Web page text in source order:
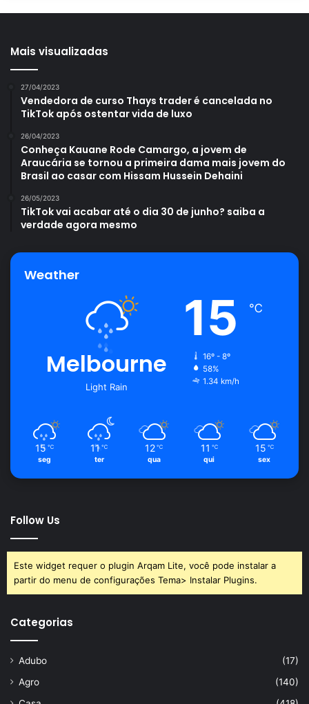
Mais visualizadas
27/04/2023
Vendedora de curso Thays trader é cancelada no
TikTok após ostentar vida de luxo
26/04/2023
Conheça Kauane Rode Camargo, a jovem de
Araucária se tornou a primeira dama mais jovem do
Brasil ao casar com Hissam Hussein Dehaini
26/05/2023
TikTok vai acabar até o dia 30 de junho? saiba a
verdade agora mesmo
Weather
Melbourne
Light Rain
15 ℃
16º - 8º
58%
1.34 km/h
15 ℃
seg
11 ℃
ter
12 ℃
qua
11 ℃
qui
15 ℃
sex
Follow Us
Este widget requer o plugin Arqam Lite, você pode instalar a
partir do menu de configurações Tema> Instalar Plugins.
Categorias
Adubo
(17)
Agro
(140)